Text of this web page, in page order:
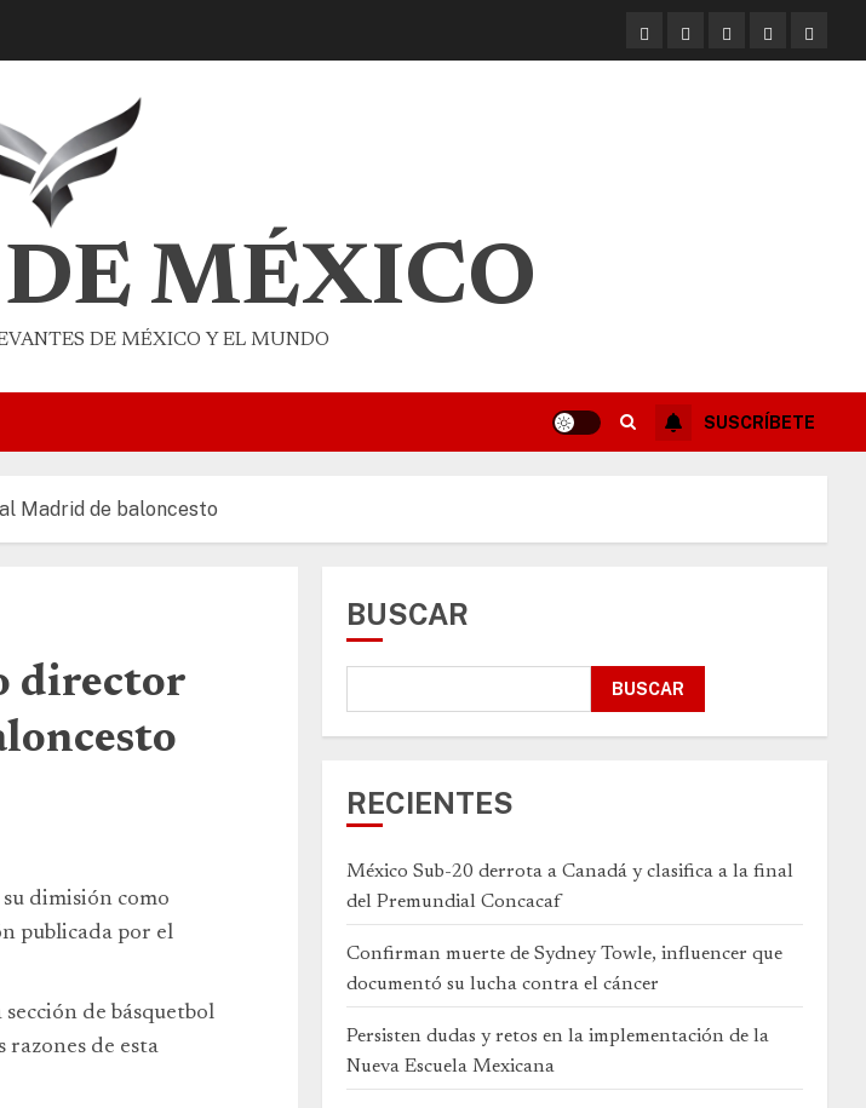
MÉXICO
DE MÉXICO Y EL MUNDO
SUSCRÍBETE
Madrid de baloncesto
director
dimisión como
publicada por el
de básquetbol
razones de esta
BUSCAR
BUSCAR
RECIENTES
México Sub-20 derrota a Canadá y clasifica a la final
del Premundial Concacaf
Confirman muerte de Sydney Towle, influencer que
documentó su lucha contra el cáncer
Persisten dudas y retos en la implementación de la
Nueva Escuela Mexicana